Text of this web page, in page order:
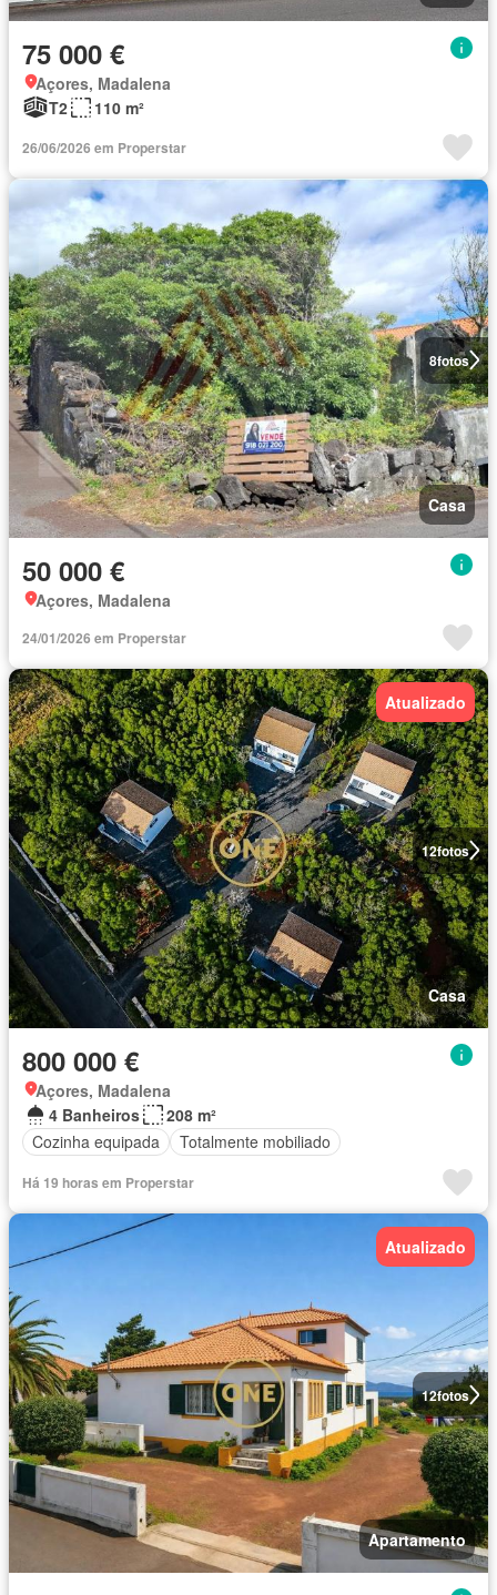
75 000 €
Açores, Madalena
T2
110 m²
26/06/2026 em Properstar
8fotos
Casa
50 000 €
Açores, Madalena
24/01/2026 em Properstar
12fotos
Atualizado
Casa
800 000 €
Açores, Madalena
4 Banheiros
208 m²
Cozinha equipada
Totalmente mobiliado
Há 19 horas em Properstar
12fotos
Atualizado
Apartamento